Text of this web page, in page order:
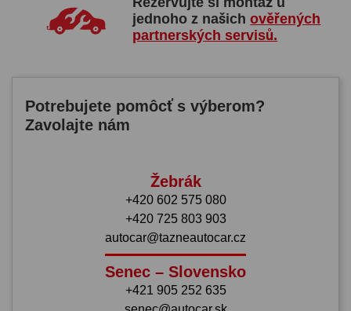
jednoho z našichověřených
partnerských servisů.
Potrebujete pomôcť s výberom?
Zavolajte nám
Žebrák
+420 602 575 080
+420 725 803 903
autocar@tazneautocar.cz
Senec – Slovensko
+421 905 252 635